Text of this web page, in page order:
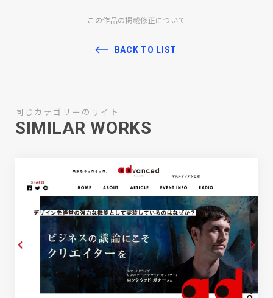
この作品の掲載修正について
BACK TO LIST
同じカテゴリーのサイト
SIMILAR WORKS